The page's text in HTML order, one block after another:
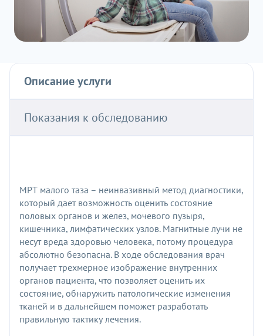
Описание услуги
Показания к обследованию
МРТ малого таза – неинвазивный метод диагностики,
который дает возможность оценить состояние
половых органов и желез, мочевого пузыря,
кишечника, лимфатических узлов. Магнитные лучи не
несут вреда здоровью человека, потому процедура
абсолютно безопасна. В ходе обследования врач
получает трехмерное изображение внутренних
органов пациента, что позволяет оценить их
состояние, обнаружить патологические изменения
тканей и в дальнейшем поможет разработать
правильную тактику лечения.